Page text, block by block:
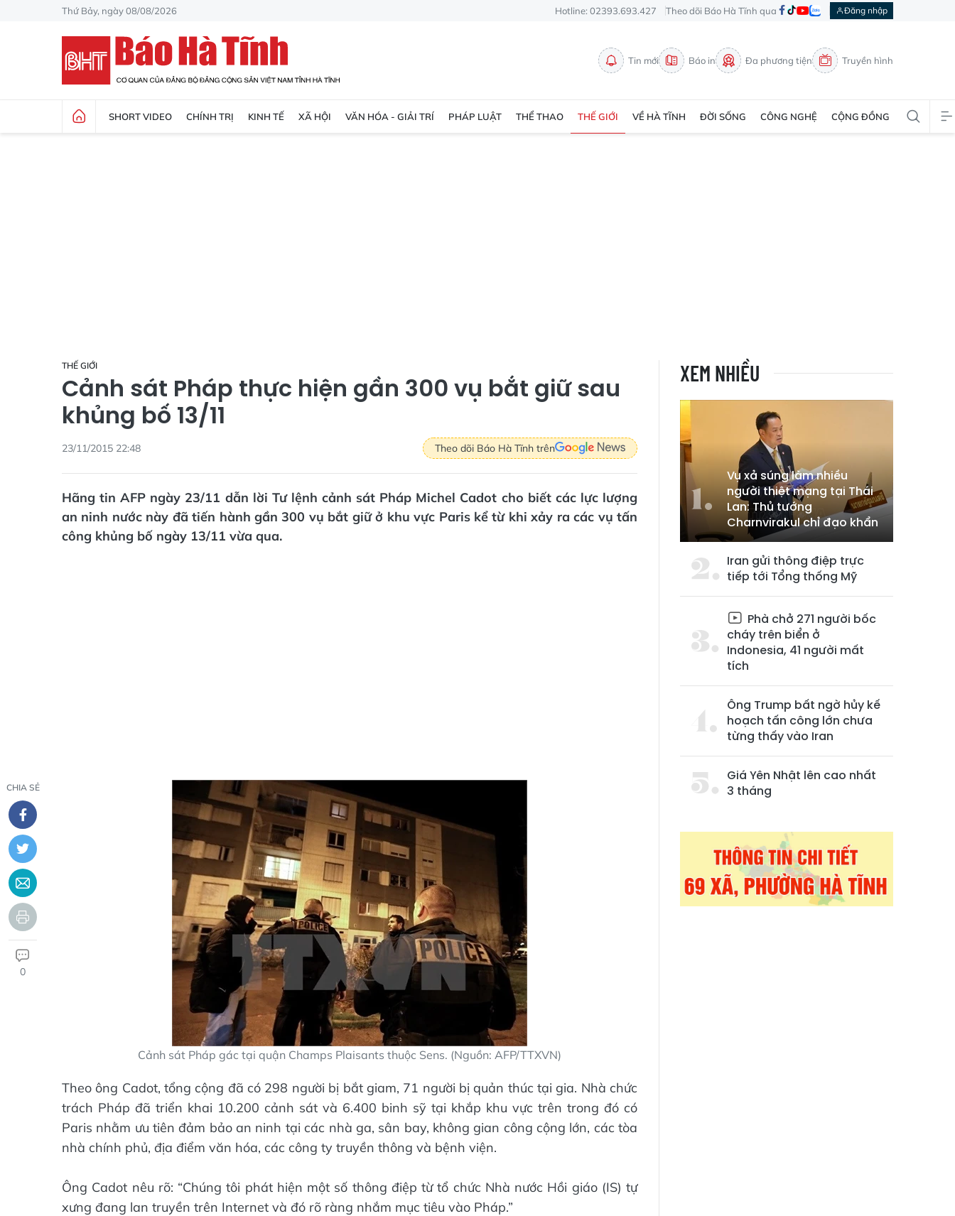
Thứ Bảy, ngày 08/08/2026 Hotline: 02393.693.427 Theo dõi Báo Hà Tĩnh qua Đăng nhập
Tin mới Báo in Đa phương tiện Truyền hình
SHORT VIDEO CHÍNH TRỊ KINH TẾ XÃ HỘI VĂN HÓA - GIẢI TRÍ PHÁP LUẬT THỂ THAO THẾ GIỚI VỀ HÀ TĨNH ĐỜI SỐNG CÔNG NGHỆ CỘNG ĐỒNG
THẾ GIỚI
Cảnh sát Pháp thực hiện gần 300 vụ bắt giữ sau
khủng bố 13/11
23/11/2015 22:48 Theo dõi Báo Hà Tĩnh trên
Hãng tin AFP ngày 23/11 dẫn lời Tư lệnh cảnh sát Pháp Michel Cadot cho biết các lực lượng
an ninh nước này đã tiến hành gần 300 vụ bắt giữ ở khu vực Paris kể từ khi xảy ra các vụ tấn
công khủng bố ngày 13/11 vừa qua.
CHIA SẺ
0
Cảnh sát Pháp gác tại quận Champs Plaisants thuộc Sens. (Nguồn: AFP/TTXVN)
Theo ông Cadot, tổng cộng đã có 298 người bị bắt giam, 71 người bị quản thúc tại gia. Nhà chức
trách Pháp đã triển khai 10.200 cảnh sát và 6.400 binh sỹ tại khắp khu vực trên trong đó có
Paris nhằm ưu tiên đảm bảo an ninh tại các nhà ga, sân bay, không gian công cộng lớn, các tòa
nhà chính phủ, địa điểm văn hóa, các công ty truyền thông và bệnh viện.
Ông Cadot nêu rõ: “Chúng tôi phát hiện một số thông điệp từ tổ chức Nhà nước Hồi giáo (IS) tự
xưng đang lan truyền trên Internet và đó rõ ràng nhắm mục tiêu vào Pháp.”
XEM NHIỀU
Vụ xả súng làm nhiều
người thiệt mạng tại Thái
Lan: Thủ tướng
Charnvirakul chỉ đạo khẩn
Iran gửi thông điệp trực
tiếp tới Tổng thống Mỹ
Phà chở 271 người bốc
cháy trên biển ở
Indonesia, 41 người mất
tích
Ông Trump bất ngờ hủy kế
hoạch tấn công lớn chưa
từng thấy vào Iran
Giá Yên Nhật lên cao nhất
3 tháng